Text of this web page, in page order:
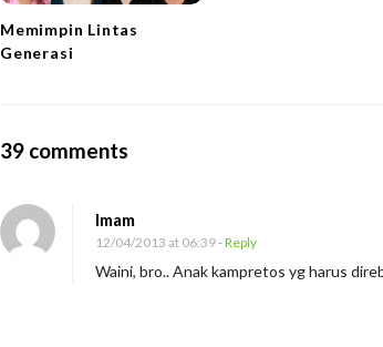
Memimpin Lintas
Generasi
39 comments
e
d
Imam
12/04/2013 at 06:39- Reply
Waini, bro.. Anak kampretos yg harus